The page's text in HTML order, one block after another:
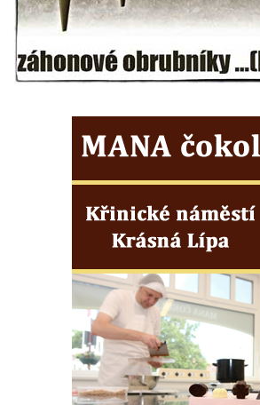
Rozhledna Janov
Rozhledna Alainova věž
Rozhledna (vyhlídková věž) Kumburk
Střekovská vyhlídka
Víťova rozhledna
Rozhledna Valtenberg
Rozhledna Kaňk (Havířská bouda) u Kutné
Hory
Rozhledna Rumburak
Stezka korunami stromů – Krkonoše
Rozhledna Eliška (Stachelberg)